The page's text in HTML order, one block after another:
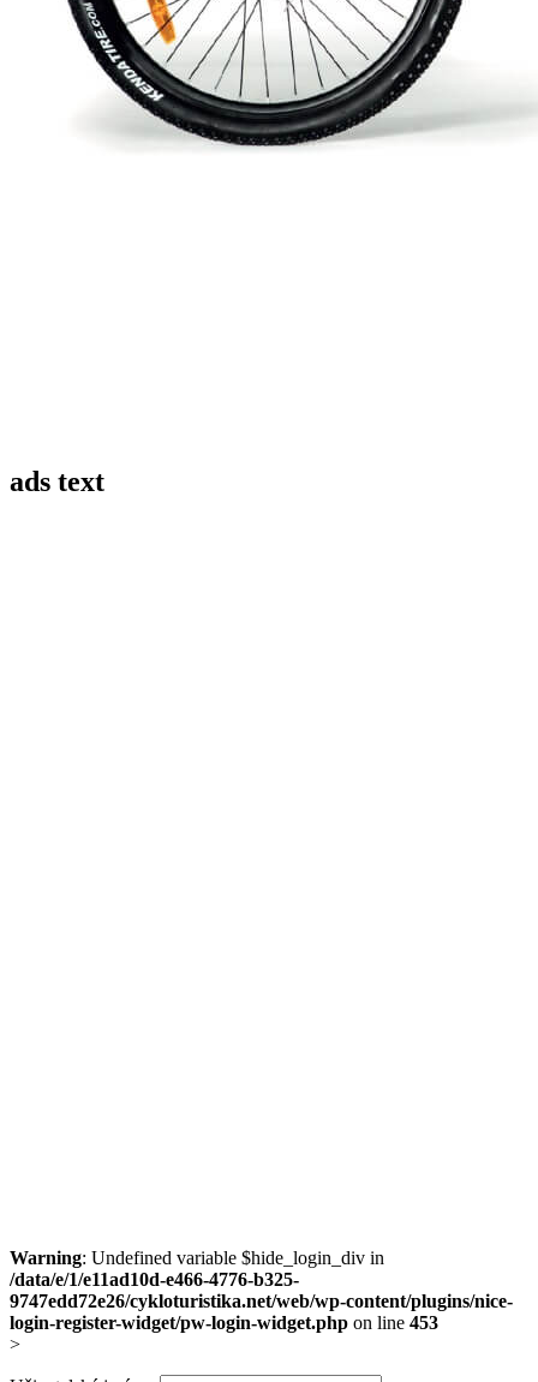
ads text
Warning: Undefined variable $hide_login_div in
/data/e/1/e11ad10d-e466-4776-b325-
9747edd72e26/cykloturistika.net/web/wp-content/plugins/nice-
login-register-widget/pw-login-widget.php on line 453
>